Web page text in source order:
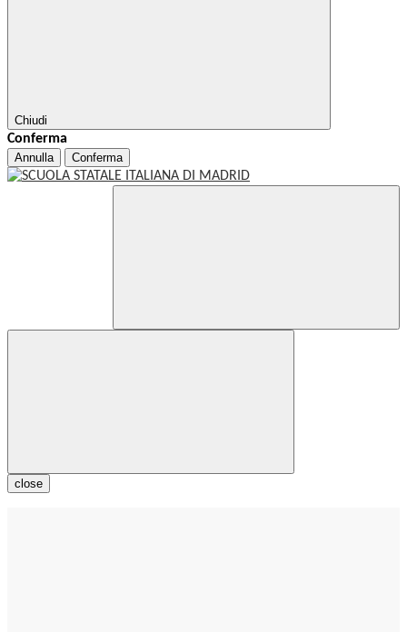
Chiudi
Conferma
Annulla Conferma
close